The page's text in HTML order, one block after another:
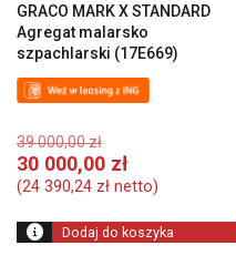
GRACO MARK X STANDARD
Agregat malarsko
szpachlarski (17E669)
39 000,00złPierwotna
cena
wynosiła:
000,00 zł.
30 000,00 zł
(24 390,24 zł netto)
Dodaj do koszyka